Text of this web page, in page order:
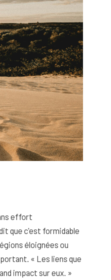
effort
que c'est formidable
éloignées ou
« Les liens que
impact sur eux. »